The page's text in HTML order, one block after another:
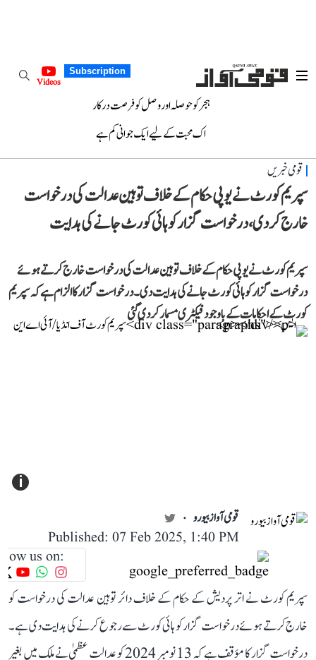
Subscription
Videos
ہجر کو حوصلہ اور وصل کو فرصت درکار
اک محبت کے لیے ایک جوانی کم ہے
قومی خبریں
سپریم کورٹ نے یوپی حکام کے خلاف توہین عدالت کی درخواست
خارج کر دی، درخواست گزار کو ہائی کورٹ جانے کی ہدایت
سپریم کورٹ نے یوپی حکام کے خلاف توہین عدالت کی درخواست خارج کرتے ہوئے
درخواست گزار کو ہائی کورٹ جانے کی ہدایت دی۔ درخواست گزار کا الزام ہے کہ سپریم
کورٹ کے احکامات کے باوجود فیکٹری مسمار کر دی گئی
i
قومی آواز بیورو
Published: 07 Feb 2025, 1:40 PM
us on:
سپریم کورٹ نے اتر پردیش کے حکام کے خلاف دائر توہین عدالت کی درخواست کو
خارج کرتے ہوئے درخواست گزار کو ہائی کورٹ سے رجوع کرنے کی ہدایت دی ہے۔
درخواست گزار کا مؤقف ہے کہ 13 نومبر 2024 کو عدالت عظمیٰ نے ملک میں بغیر